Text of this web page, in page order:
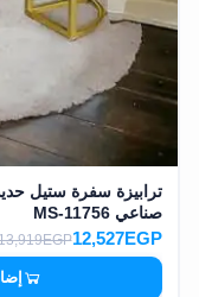
ترابيزة سفرة ستيل
صناعي MS-11756
12,527EGP